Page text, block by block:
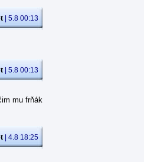
| 5.8 00:13
| 5.8 00:13
mu frňák
| 4.8 18:25